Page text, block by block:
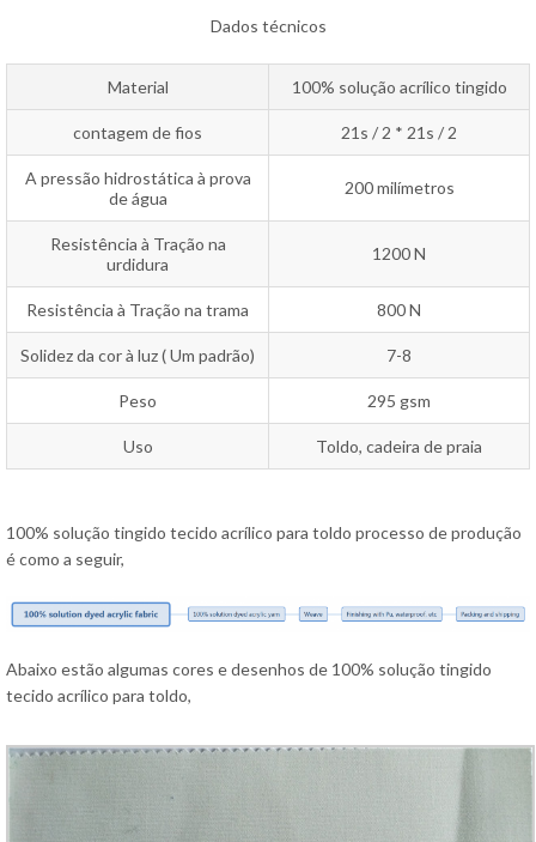
Dados técnicos
Material 100% solução acrílico tingido
contagem de fios 21s / 2 * 21s / 2
A pressão hidrostática à prova
de água
200 milímetros
Resistência à Tração na
urdidura
1200 N
Resistência à Tração na trama 800 N
Solidez da cor à luz ( Um padrão) 7-8
Peso 295 gsm
Uso Toldo, cadeira de praia
100% solução tingido tecido acrílico para toldo processo de produção
é como a seguir,
Abaixo estão algumas cores e desenhos de 100% solução tingido
tecido acrílico para toldo,